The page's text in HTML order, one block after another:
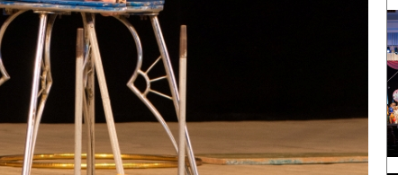
Дома культуры с. Делакеу,
Отличный работник культуры
Пётр Петрович Дижмару;
Дома культуры посёлка Красное,
Отличный работник культуры
Анжела Владимировна